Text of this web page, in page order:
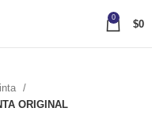
0
$0
ORIGINAL